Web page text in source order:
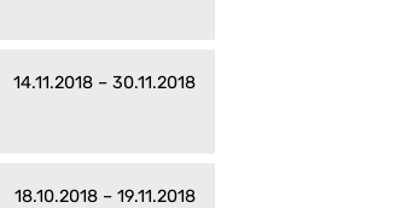
14.11.2018 – 30.11.2018
18.10.2018 – 19.11.2018